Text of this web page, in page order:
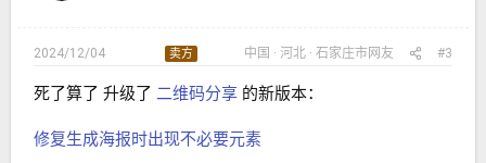
2024/12/04 卖方 中国 河北 石家庄市网友 #3
死了算了 升级了 二维码分享 的新版本：
修复生成海报时出现不必要元素